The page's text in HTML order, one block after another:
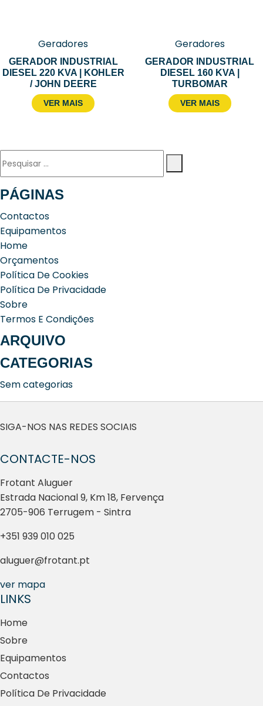
Geradores
GERADOR INDUSTRIAL
DIESEL 220 KVA | KOHLER
/ JOHN DEERE
VER MAIS
Geradores
GERADOR INDUSTRIAL
DIESEL 160 KVA |
TURBOMAR
VER MAIS
Pesquisar
por:
PÁGINAS
Contactos
Equipamentos
Home
Orçamentos
Política De Cookies
Política De Privacidade
Sobre
Termos E Condições
ARQUIVO
CATEGORIAS
Sem categorias
SIGA-NOS NAS REDES SOCIAIS
CONTACTE-NOS
Frotant Aluguer
Estrada Nacional 9, Km 18, Fervença
2705-906 Terrugem - Sintra
+351 939 010 025
aluguer@frotant.pt
ver mapa
LINKS
Home
Sobre
Equipamentos
Contactos
Política De Privacidade